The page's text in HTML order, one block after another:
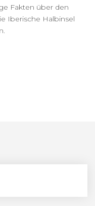
Fakten über den
Iberische Halbinsel